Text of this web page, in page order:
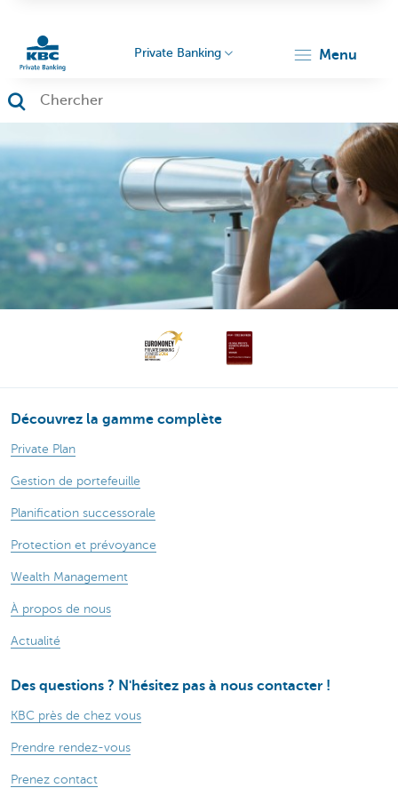
Particulieren
Private Banking menu
Découvrez la gamme complète
Private Plan
Gestion de portefeuille
Planification successorale
Protection et prévoyance
Wealth Management
À propos de nous
Actualité
Des questions ? N'hésitez pas à nous contacter !
KBC près de chez vous
Prendre rendez-vous
Prenez contact